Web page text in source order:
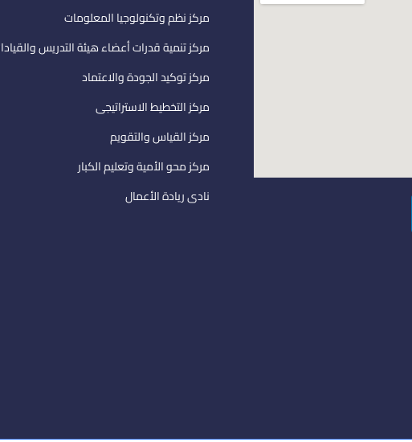
مركز نظم وتكنولوجيا المعلومات
مركز تنمية قدرات أعضاء هيئة التدريس
مركز توكيد الجودة والاعتماد
مركز التخطيط الاستراتيجى
مركز القياس والتقويم
مركز محو الأمية وتعليم الكبار
نادى ريادة الأعمال